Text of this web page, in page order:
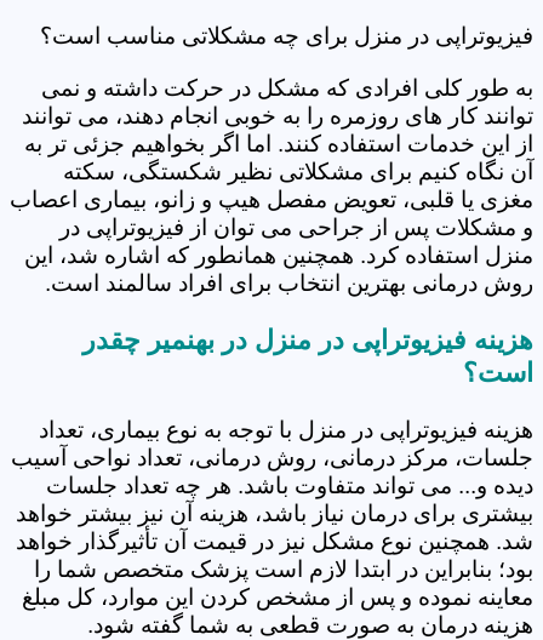
فیزیوتراپی در منزل برای چه مشکلاتی مناسب است؟
به طور کلی افرادی که مشکل در حرکت داشته و نمی
توانند کار های روزمره را به خوبی انجام دهند، می توانند
از این خدمات استفاده کنند. اما اگر بخواهیم جزئی تر به
آن نگاه کنیم برای مشکلاتی نظیر شکستگی، سکته
مغزی یا قلبی، تعویض مفصل هیپ و زانو، بیماری اعصاب
و مشکلات پس از جراحی می توان از فیزیوتراپی در
منزل استفاده کرد. همچنین همانطور که اشاره شد، این
روش درمانی بهترین انتخاب برای افراد سالمند است.
هزینه فیزیوتراپی در منزل در بهنمیر چقدر
است؟
هزینه فیزیوتراپی در منزل با توجه به نوع بیماری، تعداد
جلسات، مرکز درمانی، روش درمانی، تعداد نواحی آسیب
دیده و... می تواند متفاوت باشد. هر چه تعداد جلسات
بیشتری برای درمان نیاز باشد، هزینه آن نیز بیشتر خواهد
شد. همچنین نوع مشکل نیز در قیمت آن تأثیرگذار خواهد
بود؛ بنابراین در ابتدا لازم است پزشک متخصص شما را
معاینه نموده و پس از مشخص کردن این موارد، کل مبلغ
هزینه درمان به صورت قطعی به شما گفته شود.